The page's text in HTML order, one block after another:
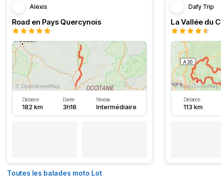
Alexis
Road en Pays Quercynois
Distance
182 km
Durée
3h18
Niveau
Intermédiaire
Dafy Trip
La Vallée du
Distance
113 km
Toutes les balades moto Lot